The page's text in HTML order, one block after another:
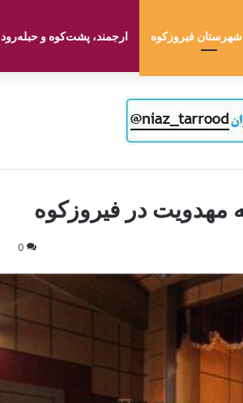
شهرستان فیروزکوه ارجمند، پشت‌کوه و حبله‌رود
مهدویت در فیروزکوه
0